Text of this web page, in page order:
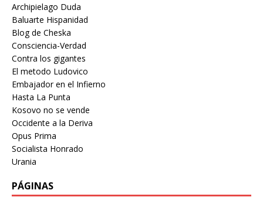
Archipielago Duda
Baluarte Hispanidad
Blog de Cheska
Consciencia-Verdad
Contra los gigantes
El metodo Ludovico
Embajador en el Infierno
Hasta La Punta
Kosovo no se vende
Occidente a la Deriva
Opus Prima
Socialista Honrado
Urania
PÁGINAS